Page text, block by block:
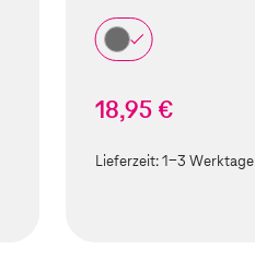
18,95 €
Lieferzeit:1-3 Werktage